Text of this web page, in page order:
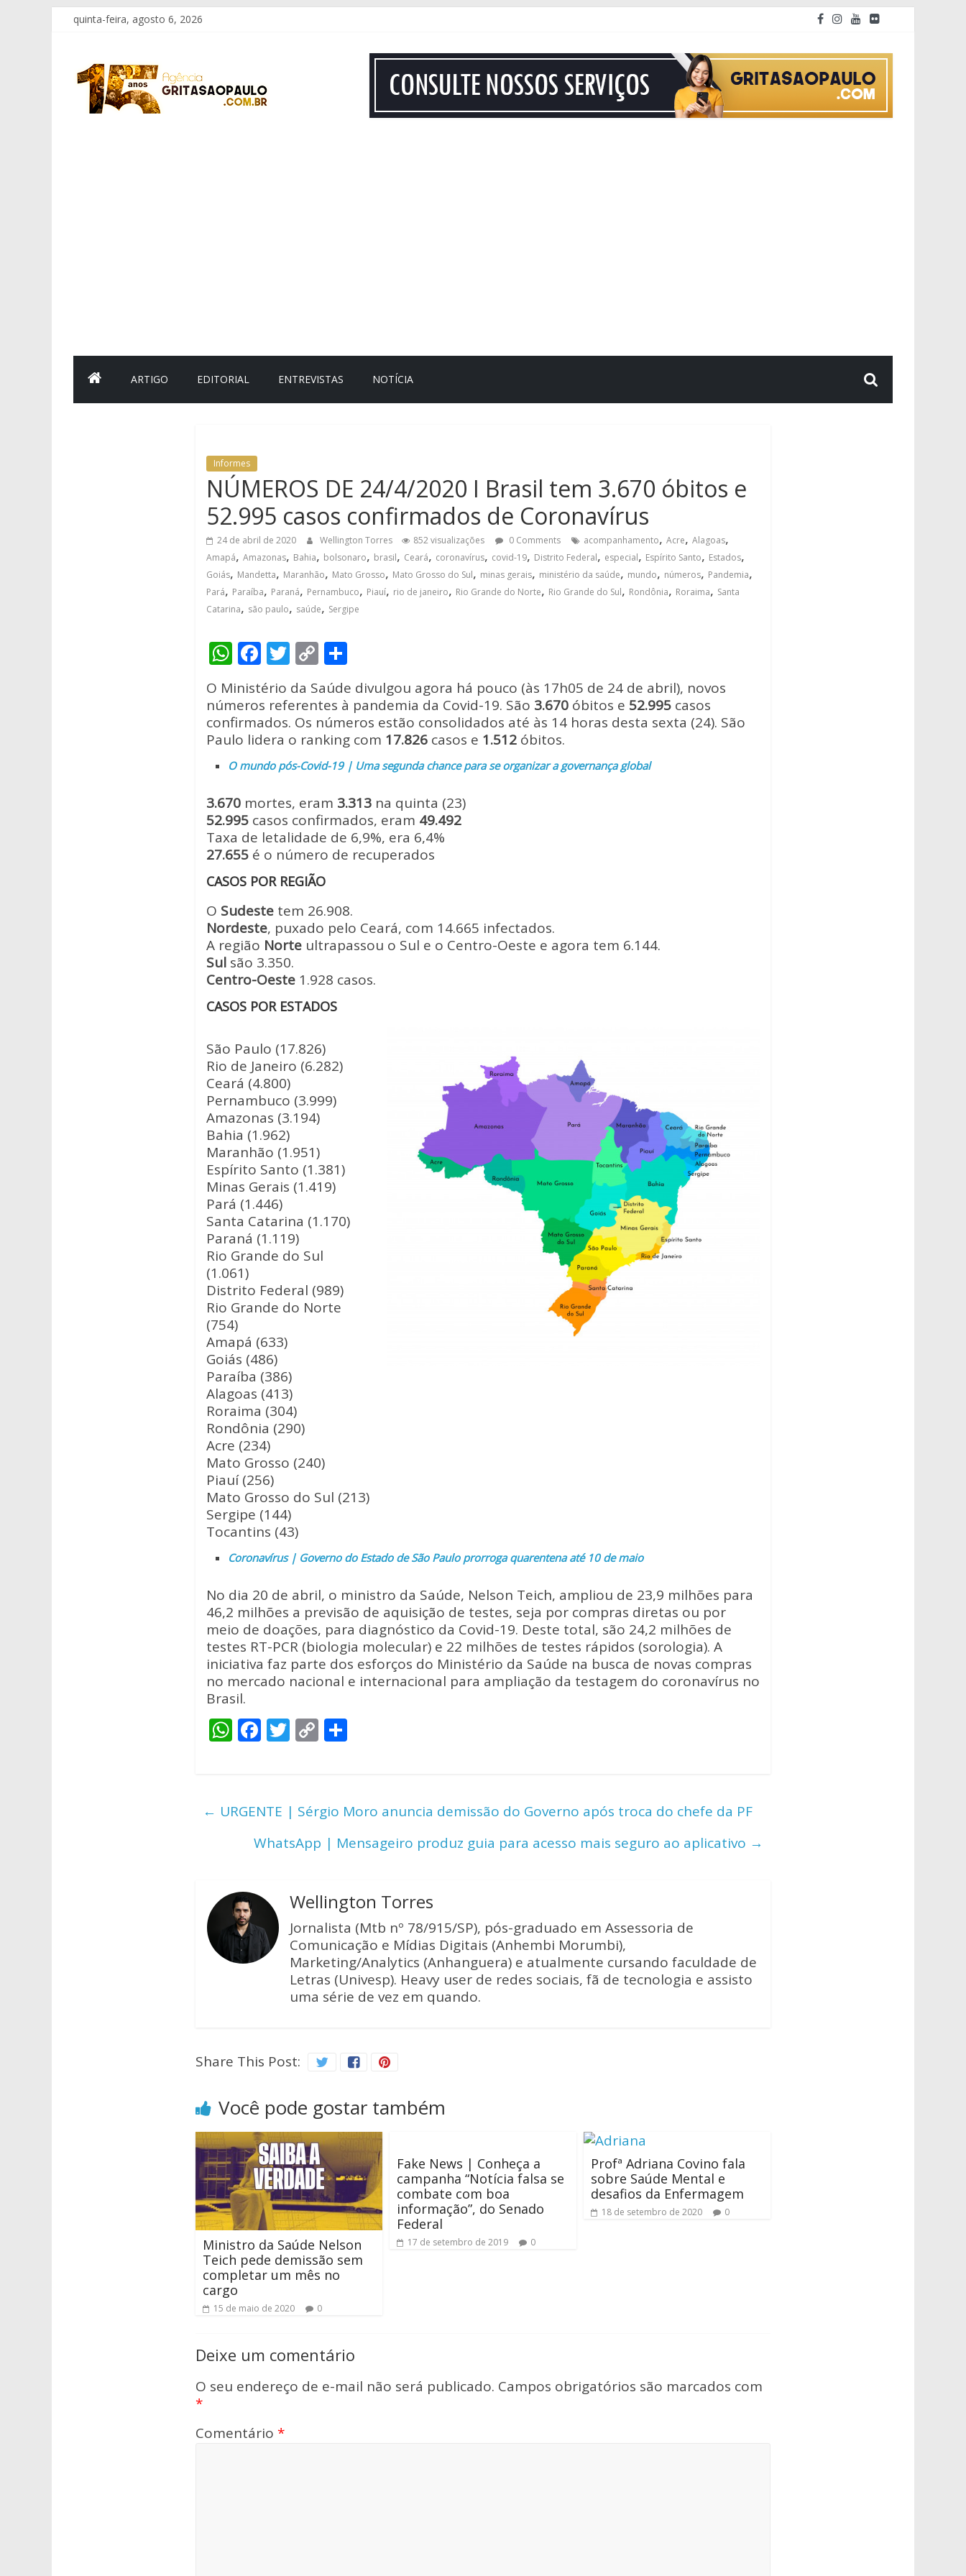
Pular
para
conteúdo
quinta-feira, agosto 6, 2026
Grita
São
ARTIGO EDITORIAL ENTREVISTAS NOTÍCIA
Informes
NÚMEROS DE 24/4/2020 I Brasil tem 3.670 óbitos e
52.995 casos confirmados de Coronavírus
24 de abril de 2020 Wellington Torres 852 visualizações 0 Comments acompanhamento, Acre, Alagoas,
Amapá, Amazonas, Bahia, bolsonaro, brasil, Ceará, coronavírus, covid-19, Distrito Federal, especial, Espírito Santo, Estados,
Goiás, Mandetta, Maranhão, Mato Grosso, Mato Grosso do Sul, minas gerais, ministério da saúde, mundo, números, Pandemia,
Pará, Paraíba, Paraná, Pernambuco, Piauí, rio de janeiro, Rio Grande do Norte, Rio Grande do Sul, Rondônia, Roraima, Santa
Catarina, são paulo, saúde, Sergipe
W
h
at
s
A
p
p
F
ac
e
b
o
o
T
w
itt
er
C
o
p
y
Li
n
h
ar
e
O Ministério da Saúde divulgou agora há pouco (às 17h05 de 24 de abril), novos
números referentes à pandemia da Covid-19. São 3.670 óbitos e 52.995 casos
confirmados. Os números estão consolidados até às 14 horas desta sexta (24). São
Paulo lidera o ranking com 17.826 casos e 1.512 óbitos.
O mundo pós-Covid-19 | Uma segunda chance para se organizar a governança global
3.670 mortes, eram 3.313 na quinta (23)
52.995 casos confirmados, eram 49.492
Taxa de letalidade de 6,9%, era 6,4%
27.655 é o número de recuperados
CASOS POR REGIÃO
O Sudeste tem 26.908.
Nordeste, puxado pelo Ceará, com 14.665 infectados.
A região Norte ultrapassou o Sul e o Centro-Oeste e agora tem 6.144.
Sul são 3.350.
Centro-Oeste 1.928 casos.
CASOS POR ESTADOS
São Paulo (17.826)
Rio de Janeiro (6.282)
Ceará (4.800)
Pernambuco (3.999)
Amazonas (3.194)
Bahia (1.962)
Maranhão (1.951)
Espírito Santo (1.381)
Minas Gerais (1.419)
Pará (1.446)
Santa Catarina (1.170)
Paraná (1.119)
Rio Grande do Sul
(1.061)
Distrito Federal (989)
Rio Grande do Norte
(754)
Amapá (633)
Goiás (486)
Paraíba (386)
Alagoas (413)
Roraima (304)
Rondônia (290)
Acre (234)
Mato Grosso (240)
Piauí (256)
Mato Grosso do Sul (213)
Sergipe (144)
Tocantins (43)
Coronavírus | Governo do Estado de São Paulo prorroga quarentena até 10 de maio
No dia 20 de abril, o ministro da Saúde, Nelson Teich, ampliou de 23,9 milhões para
46,2 milhões a previsão de aquisição de testes, seja por compras diretas ou por
meio de doações, para diagnóstico da Covid-19. Deste total, são 24,2 milhões de
testes RT-PCR (biologia molecular) e 22 milhões de testes rápidos (sorologia). A
iniciativa faz parte dos esforços do Ministério da Saúde na busca de novas compras
no mercado nacional e internacional para ampliação da testagem do coronavírus no
Brasil.
W
s
A
F
b
o
o
T
er
C
y
Li
n
e
← URGENTE | Sérgio Moro anuncia demissão do Governo após troca do chefe da PF
WhatsApp | Mensageiro produz guia para acesso mais seguro ao aplicativo →
Wellington Torres
Jornalista (Mtb nº 78/915/SP), pós-graduado em Assessoria de
Comunicação e Mídias Digitais (Anhembi Morumbi),
Marketing/Analytics (Anhanguera) e atualmente cursando faculdade de
Letras (Univesp). Heavy user de redes sociais, fã de tecnologia e assisto
uma série de vez em quando.
Share This Post:
Você pode gostar também
Ministro da Saúde Nelson
Teich pede demissão sem
completar um mês no
cargo
15 de maio de 2020 0
Fake News | Conheça a
campanha “Notícia falsa se
combate com boa
informação”, do Senado
Federal
17 de setembro de 2019 0
Profª Adriana Covino fala
sobre Saúde Mental e
desafios da Enfermagem
18 de setembro de 2020 0
Deixe um comentário
O seu endereço de e-mail não será publicado. Campos obrigatórios são marcados com
*
Comentário *